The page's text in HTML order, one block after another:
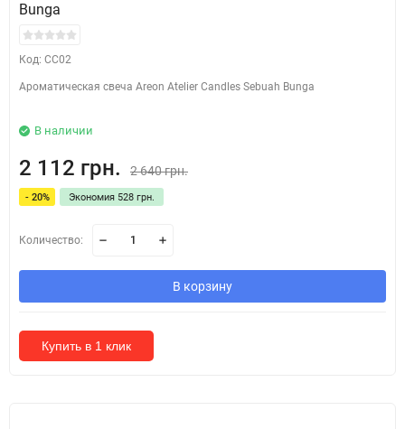
Bunga
Код: CC02
Ароматическая свеча Areon Atelier Candles Sebuah Bunga
В наличии
2 112 грн. 2 640 грн.
- 20% Экономия 528 грн.
Количество:
В корзину
Купить в 1 клик